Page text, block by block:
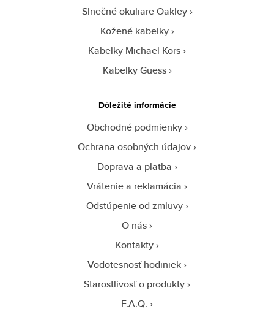
Slnečné okuliare Oakley
Kožené kabelky
Kabelky Michael Kors
Kabelky Guess
Dôležité informácie
Obchodné podmienky
Ochrana osobných údajov
Doprava a platba
Vrátenie a reklamácia
Odstúpenie od zmluvy
O nás
Kontakty
Vodotesnosť hodiniek
Starostlivosť o produkty
F.A.Q.